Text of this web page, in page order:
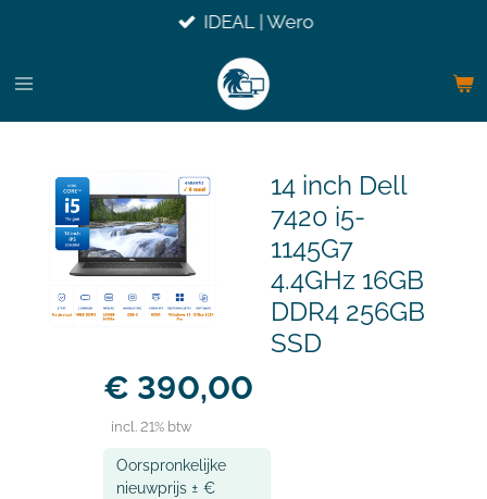
naar
IDEAL | Wero
14 inch Dell
7420 i5-
1145G7
4.4GHz 16GB
DDR4 256GB
SSD
€ 390,00
incl. 21% btw
Oorspronkelijke
nieuwprijs ± €